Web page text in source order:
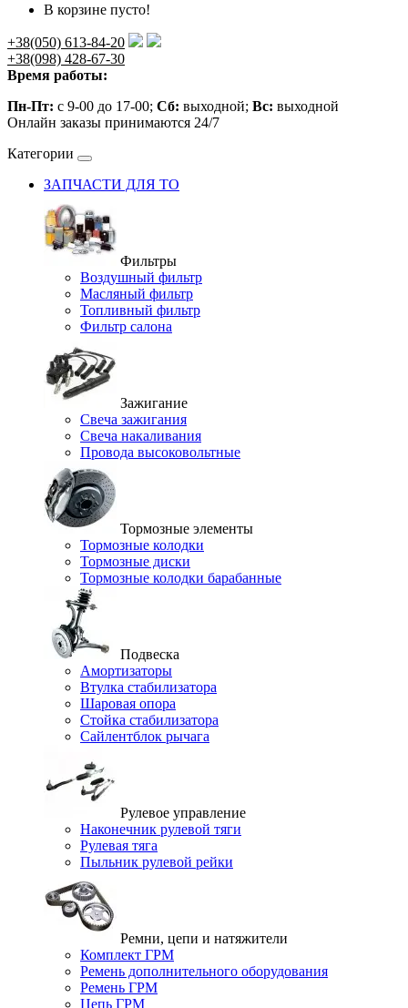
В корзине пусто!
+38(050) 613-84-20
+38(098) 428-67-30
Время работы:
Пн-Пт: с 9-00 до 17-00; Сб: выходной; Вс: выходной
Онлайн заказы принимаются 24/7
Категории
ЗАПЧАСТИ ДЛЯ ТО
Фильтры
Воздушный фильтр
Масляный фильтр
Топливный фильтр
Фильтр салона
Зажигание
Свеча зажигания
Свеча накаливания
Провода высоковольтные
Тормозные элементы
Тормозные колодки
Тормозные диски
Тормозные колодки барабанные
Подвеска
Амортизаторы
Втулка стабилизатора
Шаровая опора
Стойка стабилизатора
Сайлентблок рычага
Рулевое управление
Наконечник рулевой тяги
Рулевая тяга
Пыльник рулевой рейки
Ремни, цепи и натяжители
Комплект ГРМ
Ремень дополнительного оборудования
Ремень ГРМ
Цепь ГРМ